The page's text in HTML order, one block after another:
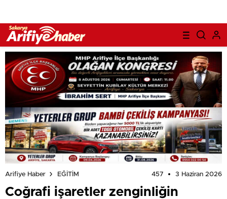
Arifiye Haber EĞİTİM 457 3 Haziran 2026
Coğrafi işaretler zenginliğin